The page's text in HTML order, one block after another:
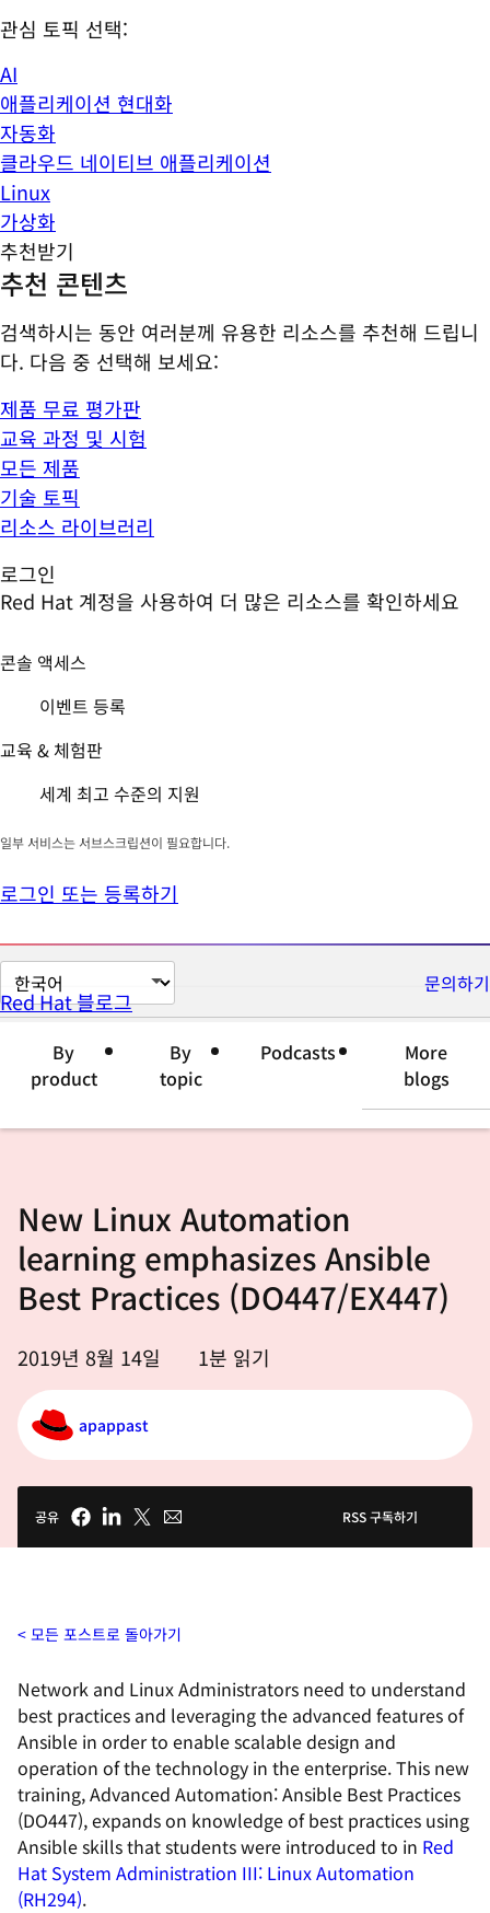
관심 토픽 선택:
AI
애플리케이션 현대화
자동화
클라우드 네이티브 애플리케이션
Linux
가상화
추천받기
추천 콘텐츠
검색하시는 동안 여러분께 유용한 리소스를 추천해 드립니
다. 다음 중 선택해 보세요:
제품 무료 평가판
교육 과정 및 시험
모든 제품
기술 토픽
리소스 라이브러리
로그인
Red Hat 계정을 사용하여 더 많은 리소스를 확인하세요
콘솔 액세스
이벤트 등록
교육 & 체험판
세계 최고 수준의 지원
일부 서비스는 서브스크립션이 필요합니다.
로그인 또는 등록하기
페
이
변
문의하기
Red Hat 블로그
By
product
By
topic
Podcasts
More
blogs
New Linux Automation
learning emphasizes Ansible
Best Practices (DO447/EX447)
2019년 8월 14일 1분 읽기
apappast
공유 RSS 구독하기
모든 포스트로 돌아가기
Network and Linux Administrators need to understand
best practices and leveraging the advanced features of
Ansible in order to enable scalable design and
operation of the technology in the enterprise. This new
training,Advanced Automation: Ansible Best Practices
(DO447),expands on knowledge of best practices using
Ansible skills that students were introduced to in Red
Hat System Administration III: Linux Automation
(RH294).